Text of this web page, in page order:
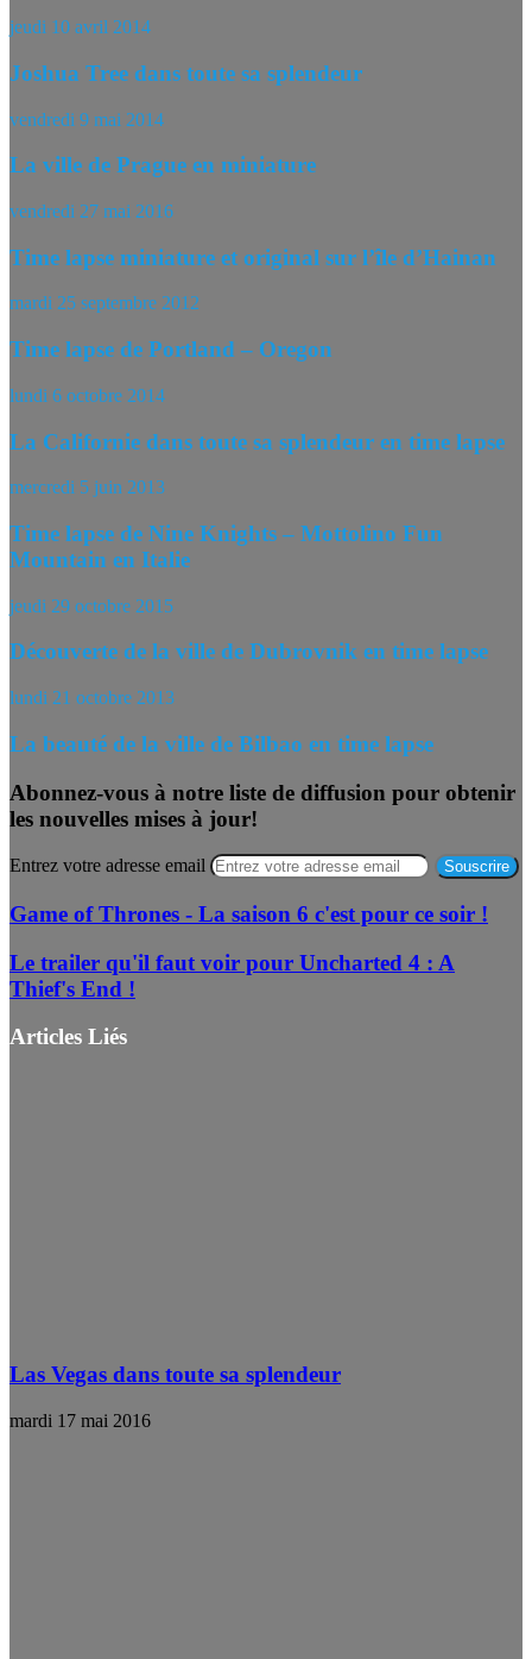
jeudi 10 avril 2014
Joshua Tree dans toute sa splendeur
vendredi 9 mai 2014
La ville de Prague en miniature
vendredi 27 mai 2016
Time lapse miniature et original sur l’île d’Hainan
mardi 25 septembre 2012
Time lapse de Portland – Oregon
lundi 6 octobre 2014
La Californie dans toute sa splendeur en time lapse
mercredi 5 juin 2013
Time lapse de Nine Knights – Mottolino Fun
Mountain en Italie
jeudi 29 octobre 2015
Découverte de la ville de Dubrovnik en time lapse
lundi 21 octobre 2013
La beauté de la ville de Bilbao en time lapse
Abonnez-vous à notre liste de diffusion pour obtenir
les nouvelles mises à jour!
Entrez votre adresse email
Game of Thrones - La saison 6 c'est pour ce soir !
Le trailer qu'il faut voir pour Uncharted 4 : A
Thief's End !
Articles Liés
Las Vegas dans toute sa splendeur
mardi 17 mai 2016